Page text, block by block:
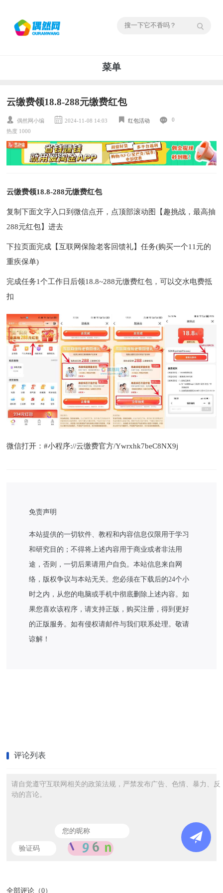
菜单
云缴费领18.8-288元缴费红包
偶然网小编 2024-11-08 14:03 红包活动
0
热度 1000
云缴费领18.8-288元缴费红包
复制下面文字入口到微信点开，点顶部滚动图【趣挑战，最高抽
288元红包】进去
下拉页面完成【互联网保险老客回馈礼】任务(购买一个11元的
重疾保单)
完成任务1个工作日后领18.8~288元缴费红包，可以交水电费抵
扣
微信打开：#小程序://云缴费官方/Ywrxhk7beC8NX9j
免责声明
本站提供的一切软件、教程和内容信息仅限用于学习
和研究目的；不得将上述内容用于商业或者非法用
途，否则，一切后果请用户自负。本站信息来自网
络，版权争议与本站无关。您必须在下载后的24个小
时之内，从您的电脑或手机中彻底删除上述内容。如
果您喜欢该程序，请支持正版，购买注册，得到更好
的正版服务。如有侵权请邮件与我们联系处理。敬请
谅解！
评论列表
请自觉遵守互联网相关的政策法规，严禁发布广告、色情、暴力、反
动的言论。
全部评论（0）